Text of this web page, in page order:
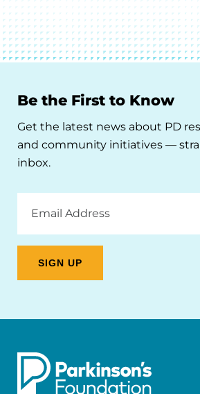
Be the First to Know
Get the latest news about PD
and community initiatives —
inbox.
Address